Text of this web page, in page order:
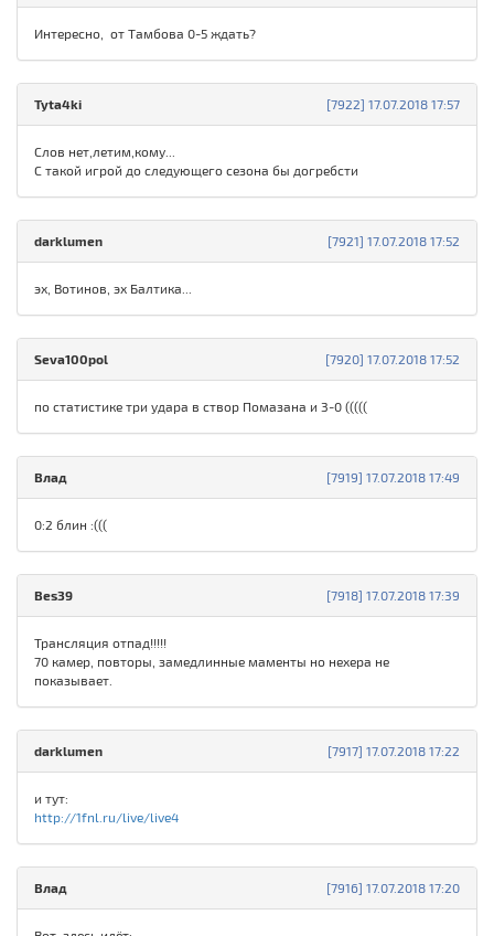
Интересно, от Тамбова 0-5 ждать?
[7922] 17.07.2018 17:57
Tyta4ki
Слов нет,летим,кому...
С такой игрой до следующего сезона бы догребсти
[7921] 17.07.2018 17:52
darklumen
эх, Вотинов, эх Балтика...
[7920] 17.07.2018 17:52
Seva100pol
по статистике три удара в створ Помазана и 3-0 (((((
[7919] 17.07.2018 17:49
Влад
0:2 блин :(((
[7918] 17.07.2018 17:39
Bes39
Трансляция отпад!!!!!
70 камер, повторы, замедлинные маменты но нехера не
показывает.
[7917] 17.07.2018 17:22
darklumen
и тут:
http://1fnl.ru/live/live4
[7916] 17.07.2018 17:20
Влад